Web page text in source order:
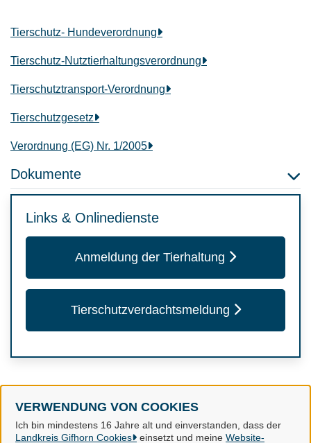
VERWENDUNG VON COOKIES
Ich bin mindestens 16 Jahre alt und einverstanden, dass der
Landkreis Gifhorn Cookies
einsetzt und meine Website-
Tierschutz- Hundeverordnung
Tierschutz-Nutztierhaltungsverordnung
Tierschutztransport-Verordnung
Tierschutzgesetz
Verordnung (EG) Nr. 1/2005
Dokumente
Links & Onlinedienste
Anmeldung der Tierhaltung
Tierschutzverdachtsmeldung
Landkreis Gifhorn